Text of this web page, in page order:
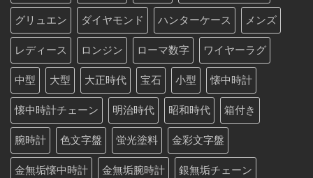
グリュエン ダイヤモンド ハンターケース メンズ
レディース ロンジン ローマ数字 ワイヤーラグ
中型 大型 大正時代 宝石 小型 懐中時計
懐中時計チェーン 明治時代 昭和時代 箱付き
腕時計 色文字盤 蛍光塗料 金彩文字盤
金無垢懐中時計 金無垢腕時計 銀無垢チェーン